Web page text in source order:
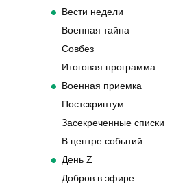
Вести недели
Военная тайна
Совбез
Итоговая программа
Военная приемка
Постскриптум
Засекреченные списки
В центре событий
День Z
Добров в эфире